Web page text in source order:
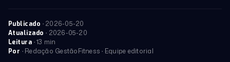
Publicado · 2026-05-20
Atualizado · 2026-05-20
Leitura · 13 min
Por · Redação GestãoFitness · Equipe editorial